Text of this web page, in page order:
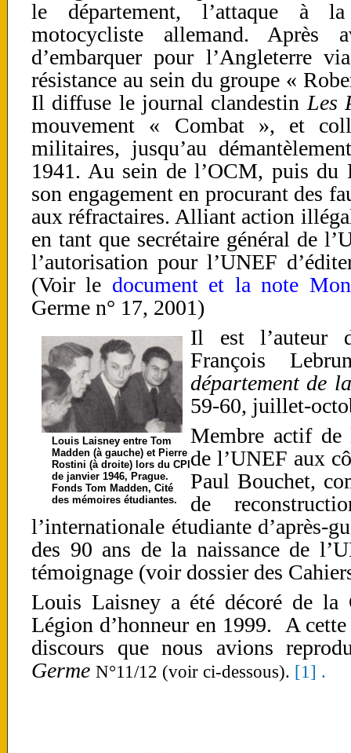
le département, l’attaque à
motocycliste allemand. Après
d’embarquer pour l’Angleterre
résistance au sein du groupe «
Il diffuse le journal clandestin Les
mouvement « Combat », et
militaires, jusqu’au
1941. Au sein de l’OCM, puis
son engagement en procurant des
aux réfractaires. Alliant action
en tant que secrétaire général de
l’autorisation pour l’UNEF
(Voir le document et la note
Germe n° 17, 2001)
Louis Laisney entre Tom
Madden (à gauche) et Pierre
Rostini (à droite) lors du CPI
de janvier 1946, Prague.
Fonds Tom Madden, Cité
des mémoires étudiantes.
Il est l’auteur
François
département de
59-60, juillet-
Membre actif de
de l’UNEF aux
Paul Bouchet,
de
l’internationale étudiante d’après-
des 90 ans de la naissance de
témoignage (voir dossier des
Louis Laisney a été décoré de
Légion d’honneur en 1999. A
discours que nous avions
Germe N°11/12 (voir ci-dessous). [1] .